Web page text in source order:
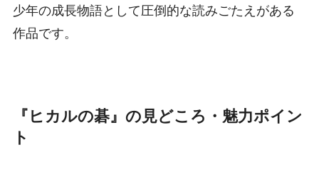
少年の成長物語として圧倒的な読みごたえがある
作品です。
『ヒカルの碁』の見どころ・魅力ポイン
ト